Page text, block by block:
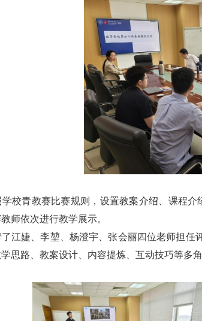
校青教赛比赛规则，设置教案介绍、课程
师依次进行教学展示。
江婕、李堃、杨澄宇、张会丽四位老师担
思路、教案设计、内容提炼、互动技巧等多